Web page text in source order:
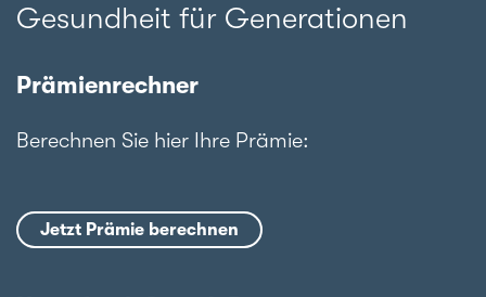
Gesundheit für Generationen
Prämienrechner
Berechnen Sie hier Ihre Prämie:
Jetzt Prämie berechnen